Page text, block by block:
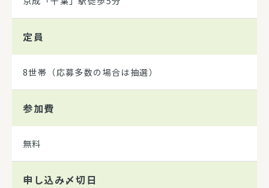
定員
8世帯（応募多数の場合は抽選）
参加費
無料
申し込み〆切日